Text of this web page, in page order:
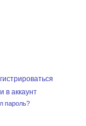
в аккаунт
пароль?